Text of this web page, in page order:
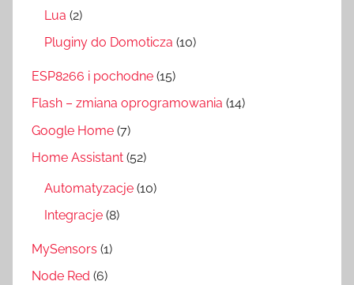
Lua (2)
Pluginy do Domoticza (10)
ESP8266 i pochodne (15)
Flash – zmiana oprogramowania (14)
Google Home (7)
Home Assistant (52)
Automatyzacje (10)
Integracje (8)
MySensors (1)
Node Red (6)